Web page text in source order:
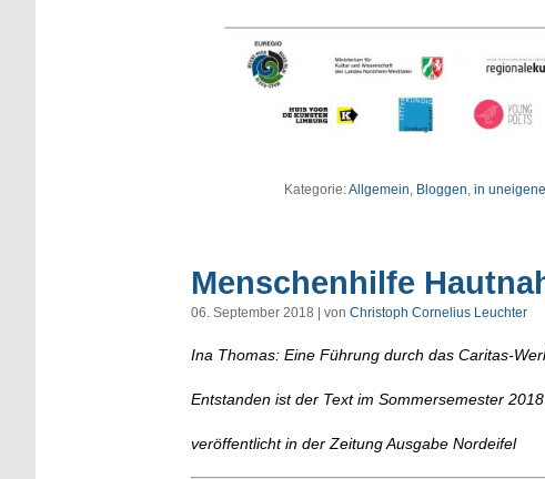
Kategorie:Allgemein Bloggen in
Menschenhilfe
06. September 2018 | von Christoph Cornelius Leuchter
Ina Thomas: Eine Führung durch das Caritas-
Entstanden ist der Text im Sommersemester
veröffentlicht in der Zeitung Ausgabe Nordeifel